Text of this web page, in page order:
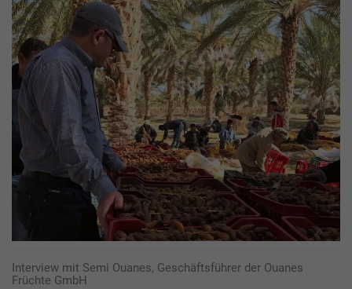
Interview mit Semi Ouanes, Geschäftsführer der Ouanes
Früchte GmbH